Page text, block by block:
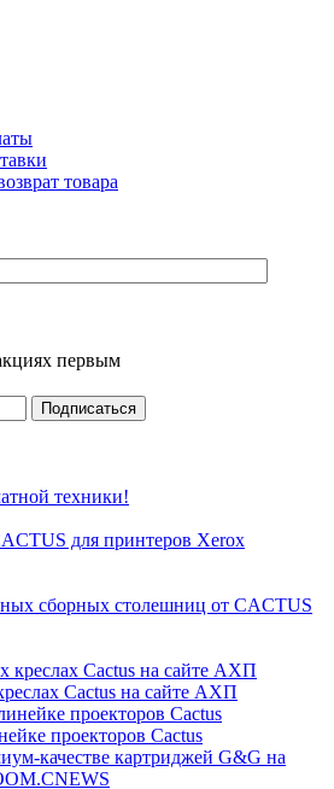
товара
первым
техники!
для принтеров Xerox
сборных столешниц от CACTUS
Cactus на сайте АХП
проекторов Cactus